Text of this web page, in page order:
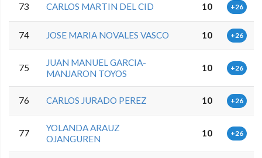
73 CARLOS MARTIN DEL CID 10 +26
74 JOSE MARIA NOVALES VASCO 10 +26
75
JUAN MANUEL GARCIA-
MANJARON TOYOS
10 +26
76 CARLOS JURADO PEREZ 10 +26
77
YOLANDA ARAUZ
OJANGUREN
10 +26